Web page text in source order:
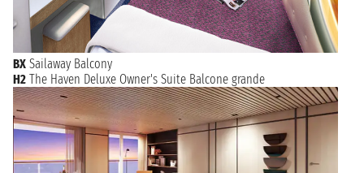
BX Sailaway Balcony
H2 The Haven Deluxe Owner's Suite Balcone grande